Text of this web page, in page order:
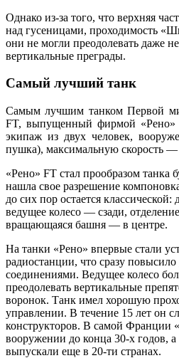
Однако из-за того, что верхняя
над гусеницами, проходимость
они не могли преодолевать даже
вертикальные преграды.
Самый лучший танк
Самым лучшим танком Первой
FT, выпущенный фирмой «Рено»
экипаж из двух человек,
пушка), максимальную скорость —
«Рено» FT стал прообразом танка
нашла свое разрешение
до сих пор остается классической:
ведущее колесо — сзади,
вращающаяся башня — в центре.
На танки «Рено» впервые стали
радиостанции, что сразу
соединениями. Ведущее колесо
преодолевать вертикальные
воронок. Танк имел хорошую
управлении. В течение 15 лет он
конструкторов. В самой Франции
вооружении до конца 30-х годов,
выпускали еще в 20-ти странах.